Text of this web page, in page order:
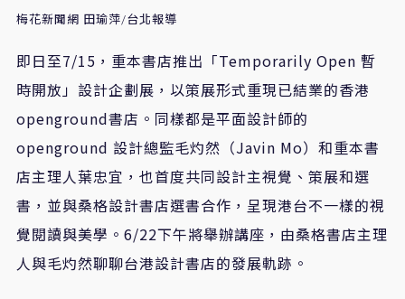
梅花新聞網 田瑜萍/台北報導
即日至7/15 ，重本書店推出「Temporarily Open 暫
時開放」設計企劃展，以策展形式重現已結業的香港
openground書店。同樣都是平面設計師的
openground 設計總監毛灼然（Javin Mo）和重本書
店主理人葉忠宜，也首度共同設計主視覺、策展和選
書，並與桑格設計書店選書合作，呈現港台不一樣的視
覺閱讀與美學。 6/22下午將舉辦講座，由桑格書店主理
人與毛灼然聊聊台港設計書店的發展軌跡。